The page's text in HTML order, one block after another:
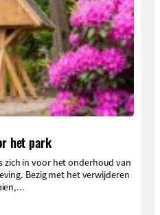
het park
zich in voor het onderhoud van
Bezig met het verwijderen